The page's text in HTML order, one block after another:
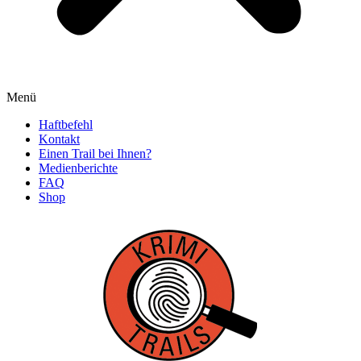
Menü
Haftbefehl
Kontakt
Einen Trail bei Ihnen?
Medienberichte
FAQ
Shop